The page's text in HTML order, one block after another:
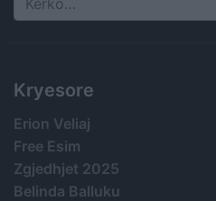
Search
Kryesore
Erion Veliaj
Free Esim
Zgjedhjet 2025
Belinda Balluku